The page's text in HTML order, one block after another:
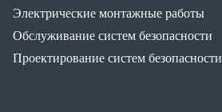
Электрические монтажные работы
Обслуживание систем безопасности
Проектирование систем безопасности